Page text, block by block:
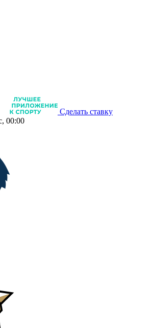
Сделать ставку
00:00